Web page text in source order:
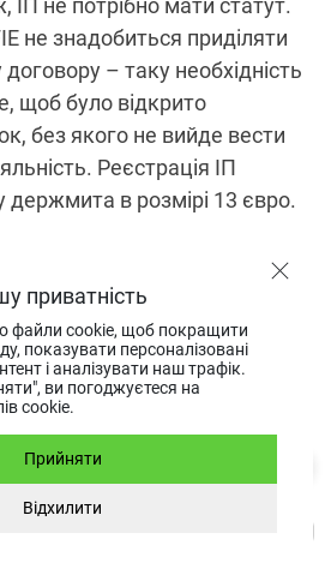
не знадобиться приділяти
– таку необхідність
щоб було відкрито
без якого не вийде вести
Реєстрація ІП
держмита в розмірі 13 євро.
вимагає серйозного
низки питань, зокрема
компонентів. Члени
контактна особа
компанії в точній
законодавству. Уся
приватність
файли cookie, щоб покращити
показувати персоналізовані
і аналізувати наш трафік.
ви погоджуєтеся на
cookie.
Прийняти
Відхилити